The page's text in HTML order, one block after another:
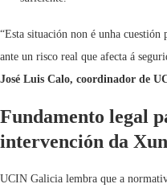
“Esta situación non é unha
ante un risco real que afecta á
José Luis Calo, coordinador de
Fundamento legal
intervención da
UCIN Galicia lembra que a